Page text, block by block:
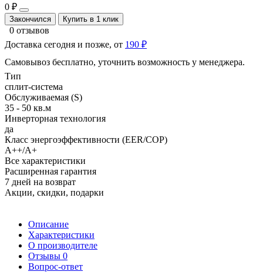
0 ₽
Закончился Купить в 1 клик
0 отзывов
Доставка сегодня и позже, от 190 ₽
Самовывоз бесплатно, уточнить возможность у менеджера.
Тип
сплит-система
Обслуживаемая (S)
35 - 50 кв.м
Инверторная технология
да
Класс энергоэффективности (EER/COP)
A++/A+
Все характеристики
Расширенная гарантия
7 дней на возврат
Акции, скидки, подарки
Описание
Характеристики
О производителе
Отзывы 0
Вопрос-ответ